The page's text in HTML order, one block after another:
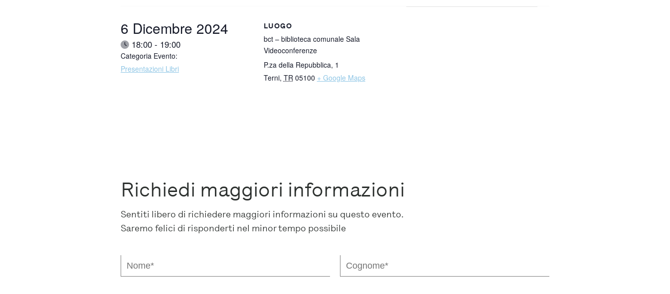
Data:
6 Dicembre 2024
Ora:18:00 - 19:00
Categoria Evento:
Presentazioni Libri
LUOGO
bct – biblioteca comunale Sala
Videoconferenze
P.za della Repubblica, 1
Terni, TR 05100 + Google Maps
Richiedi maggiori informazioni
Sentiti libero di richiedere maggiori informazioni su questo evento.
Saremo felici di risponderti nel minor tempo possibile